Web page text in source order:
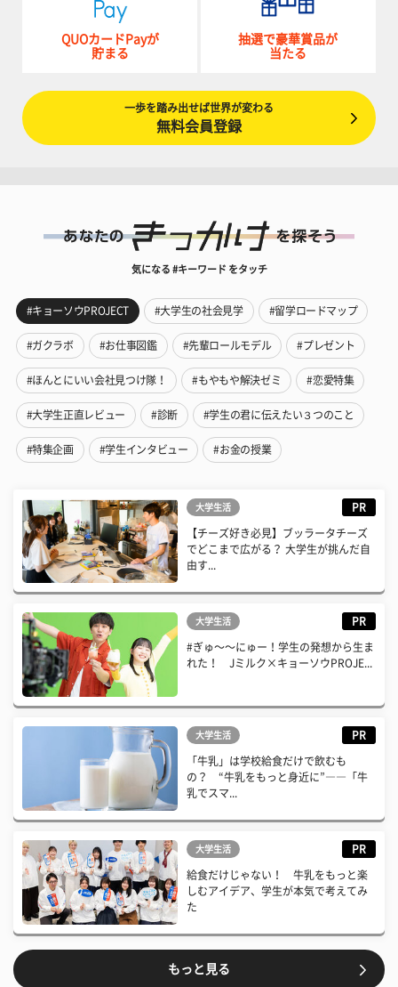
QUOカードPayが
貯まる
抽選で豪華賞品が
当たる
一歩を踏み出せば世界が変わる
無料会員登録
気になる #キーワード をタッチ
#キョーソウPROJECT #大学生の社会見学 #留学ロードマップ
#ガクラボ #お仕事図鑑 #先輩ロールモデル #プレゼント
#ほんとにいい会社見つけ隊！ #もやもや解決ゼミ #恋愛特集
#大学生正直レビュー #診断 #学生の君に伝えたい３つのこと
#特集企画 #学生インタビュー #お金の授業
大学生活 PR
【チーズ好き必見】ブッラータチーズ
でどこまで広がる？ 大学生が挑んだ自
由す...
大学生活 PR
#ぎゅ〜〜にゅー！学生の発想から生ま
れた！ Jミルク×キョーソウPROJE...
大学生活 PR
「牛乳」は学校給食だけで飲むも
の？ “牛乳をもっと身近に”――「牛
乳でスマ...
大学生活 PR
給食だけじゃない！ 牛乳をもっと楽
しむアイデア、学生が本気で考えてみ
た
もっと見る